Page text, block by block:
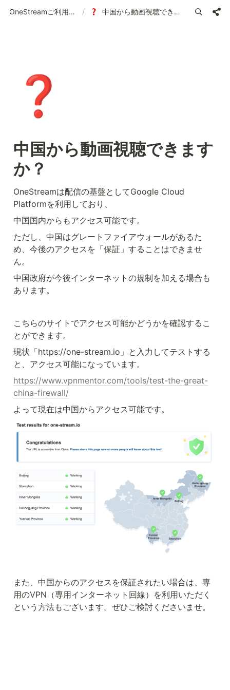
OneStreamご利用ガイド | 使い方の案内 / 中国から動画視聴できますか？
❓
中国から動画視聴できます
か？
OneStreamは配信の基盤としてGoogle Cloud
Platformを利用しており、
中国国内からもアクセス可能です。
ただし、中国はグレートファイアウォールがあるた
め、今後のアクセスを「保証」することはできませ
ん。
中国政府が今後インターネットの規制を加える場合も
あります。
こちらのサイトでアクセス可能かどうかを確認するこ
とができます。
現状「https://one-stream.io」と入力してテストする
と、アクセス可能になっています。
https://www.vpnmentor.com/tools/test-the-great-
china-firewall/
よって現在は中国からアクセス可能です。
また、中国からのアクセスを保証されたい場合は、専
用のVPN（専用インターネット回線）を利用いただく
という方法もございます。ぜひご検討くださいませ。